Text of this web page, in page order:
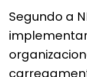
Segundo a